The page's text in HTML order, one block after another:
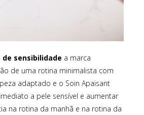
de sensibilidade a marca
de uma rotina minimalista com
adaptado e o Soin Apaisant
a pele sensível e aumentar
na rotina da manhã e na rotina da